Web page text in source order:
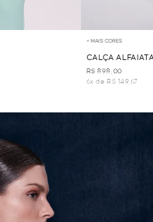
+ MAIS CORES
CALÇA
R$ 898,00
6x de R$ 149,67